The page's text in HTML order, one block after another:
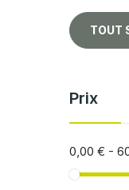
TOUT
Prix
0,00 € -